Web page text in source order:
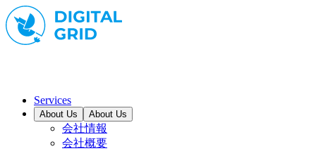
Services
About Us About Us
会社情報
会社概要